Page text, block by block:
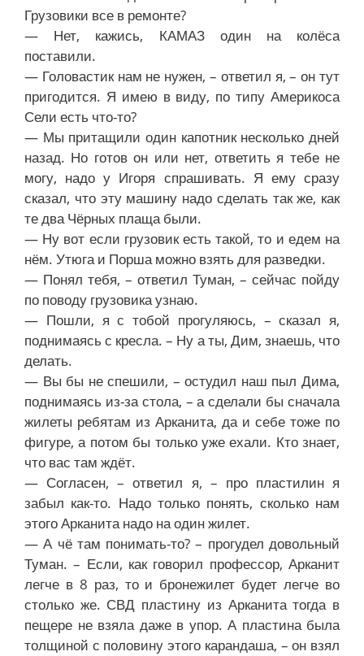
Грузовики все в ремонте?
— Нет, кажись, КАМАЗ один на колёса
поставили.
— Головастик нам не нужен, – ответил я, – он тут
пригодится. Я имею в виду, по типу Америкоса
Сели есть что-то?
— Мы притащили один капотник несколько дней
назад. Но готов он или нет, ответить я тебе не
могу, надо у Игоря спрашивать. Я ему сразу
сказал, что эту машину надо сделать так же, как
те два Чёрных плаща были.
— Ну вот если грузовик есть такой, то и едем на
нём. Утюга и Порша можно взять для разведки.
— Понял тебя, – ответил Туман, – сейчас пойду
по поводу грузовика узнаю.
— Пошли, я с тобой прогуляюсь, – сказал я,
поднимаясь с кресла. – Ну а ты, Дим, знаешь, что
делать.
— Вы бы не спешили, – остудил наш пыл Дима,
поднимаясь из-за стола, – а сделали бы сначала
жилеты ребятам из Арканита, да и себе тоже по
фигуре, а потом бы только уже ехали. Кто знает,
что вас там ждёт.
— Согласен, – ответил я, – про пластилин я
забыл как-то. Надо только понять, сколько нам
этого Арканита надо на один жилет.
— А чё там понимать-то? – прогудел довольный
Туман. – Если, как говорил профессор, Арканит
легче в 8 раз, то и бронежилет будет легче во
столько же. СВД пластину из Арканита тогда в
пещере не взяла даже в упор. А пластина была
толщиной с половину этого карандаша, – он взял